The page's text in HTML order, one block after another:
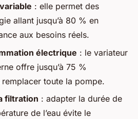
: elle permet des
allant jusqu’à 80 % en
aux besoins réels.
électrique : le variateur
offre jusqu’à 75 %
remplacer toute la pompe.
filtration : adapter la durée de
de l’eau évite le